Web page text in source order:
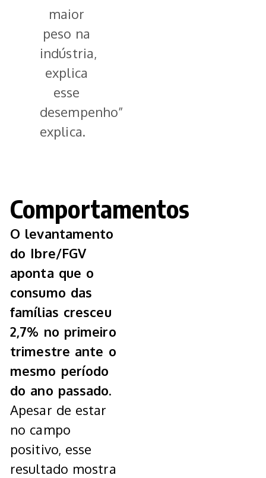
maior
peso na
indústria,
explica
esse
desempenho”,
explica.
Comportamentos
O levantamento
do Ibre/FGV
aponta que o
consumo das
famílias cresceu
2,7% no primeiro
trimestre ante o
mesmo período
do ano passado.
Apesar de estar
no campo
positivo, esse
resultado mostra